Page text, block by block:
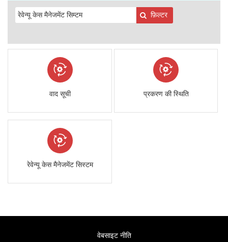
फ़िल्टर
वाद सूची प्रकरण की स्थिति
रेवेन्यू केस मैनेजमेंट सिस्टम
वेबसाइट नीति